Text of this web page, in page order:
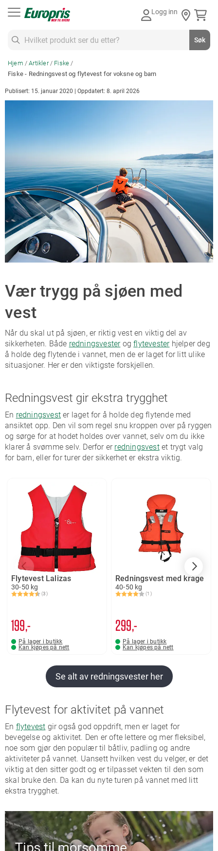
Logg inn
Søk
Hjem Artikler Fiske
Fiske - Redningsvest og flytevest for voksne og barn
Publisert: 15. januar 2020 | Oppdatert: 8. april 2026
Vær trygg på sjøen med
vest
Når du skal ut på sjøen, er riktig vest en viktig del av
sikkerheten. Både redningsvesterogflytevesterhjelper deg
å holde deg flytende i vannet, men de er laget for litt ulike
situasjoner. Her er den viktigste forskjellen.
Redningsvest gir ekstra trygghet
En redningsvest er laget for å holde deg flytende med
ansiktet opp. Den vil som regel snu kroppen over på ryggen
og sørge for at hodet holdes over vannet, selv om du ikke
klarer å svømme selv. Derfor er redningsvestet trygt valg
for barn, eller for turer der sikkerhet er ekstra viktig.
Flytevest Lalizas
30-50 kg
Karakter:
(3)
4.7 av 5 mulige
199,-
På lager i butikk
Kan kjøpes på nett
Redningsvest med krage
40-50 kg
Karakter:
(1)
4.0 av 5 mulige
299,-
På lager i butikk
Kan kjøpes på nett
Se alt av redningsvester her
Flytevest for aktivitet på vannet
En flytevest gir også god oppdrift, men er laget for
bevegelse og aktivitet. Den er ofte lettere og mer fleksibel,
noe som gjør den populær til båtliv, padling og andre
aktiviteter på vannet. Uansett hvilken vest du velger, er det
viktig at den sitter godt og er tilpasset vekten til den som
skal bruke den. Da kan du nyte turen på vannet med litt
ekstra trygghet.